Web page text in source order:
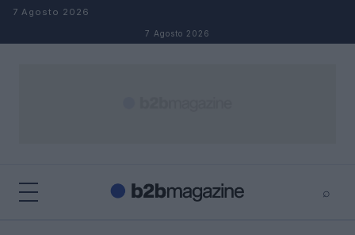
Salta al contenuto
7 Agosto 2026
7 Agosto 2026
⌕